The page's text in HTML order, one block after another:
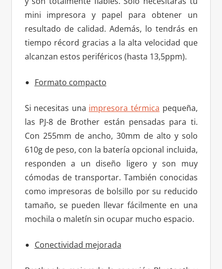
mini impresora y papel para obtener un
resultado de calidad. Además, lo tendrás en
tiempo récord gracias a la alta velocidad que
alcanzan estos periféricos (hasta 13,5ppm).
Formato compacto
Si necesitas una impresora térmica pequeña,
las PJ-8 de Brother están pensadas para ti.
Con 255mm de ancho, 30mm de alto y solo
610g de peso, con la batería opcional incluida,
responden a un diseño ligero y son muy
cómodas de transportar. También conocidas
como impresoras de bolsillo por su reducido
tamaño, se pueden llevar fácilmente en una
mochila o maletín sin ocupar mucho espacio.
Conectividad mejorada